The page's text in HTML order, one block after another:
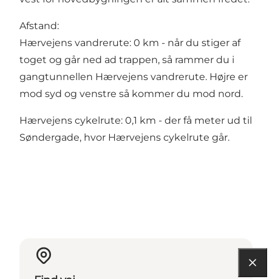
Afstand:
Hærvejens vandrerute: 0 km - når du stiger af
toget og går ned ad trappen, så rammer du i
gangtunnellen Hærvejens vandrerute. Højre er
mod syd og venstre så kommer du mod nord.
Hærvejens cykelrute: 0,1 km - der få meter ud til
Søndergade, hvor Hærvejens cykelrute går.